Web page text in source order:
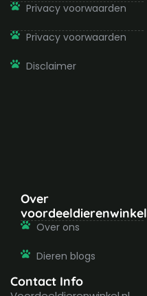
Privacy voorwaarden
Privacy voorwaarden
Disclaimer
Over
voordeeldierenwinkel
Over ons
Dieren blogs
Contact Info